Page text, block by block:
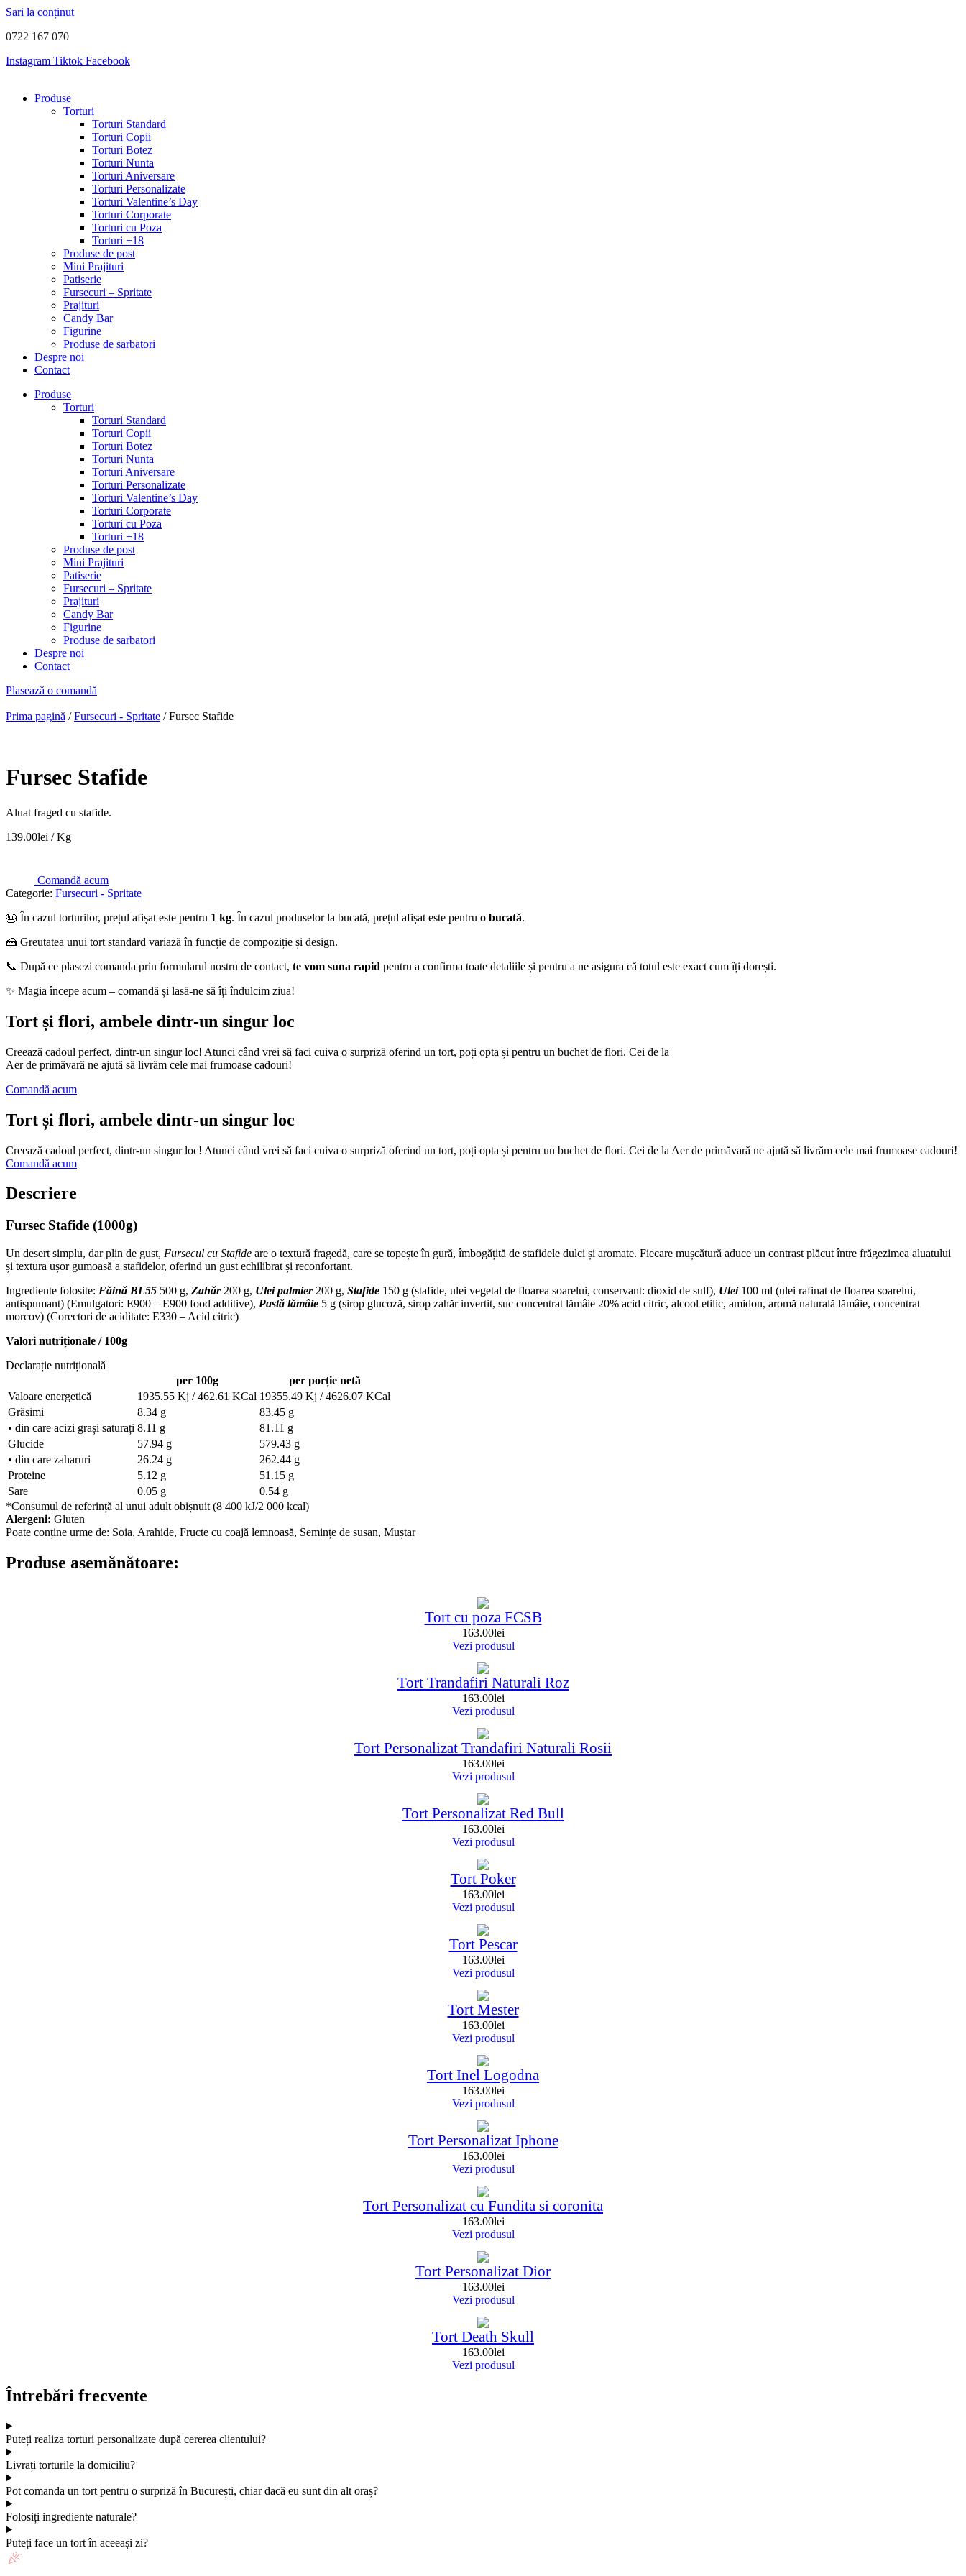
Sari la conținut
0722 167 070
Instagram Tiktok Facebook
Produse
Torturi
Torturi Standard
Torturi Copii
Torturi Botez
Torturi Nunta
Torturi Aniversare
Torturi Personalizate
Torturi Valentine’s Day
Torturi Corporate
Torturi cu Poza
Torturi +18
Produse de post
Mini Prajituri
Patiserie
Fursecuri – Spritate
Prajituri
Candy Bar
Figurine
Produse de sarbatori
Despre noi
Contact
Produse
Torturi
Torturi Standard
Torturi Copii
Torturi Botez
Torturi Nunta
Torturi Aniversare
Torturi Personalizate
Torturi Valentine’s Day
Torturi Corporate
Torturi cu Poza
Torturi +18
Produse de post
Mini Prajituri
Patiserie
Fursecuri – Spritate
Prajituri
Candy Bar
Figurine
Produse de sarbatori
Despre noi
Contact
Plasează o comandă
Prima pagină /Fursecuri - Spritate / Fursec Stafide
Fursec Stafide
Aluat fraged cu stafide.
139.00lei / Kg
Comandă acum
Categorie: Fursecuri - Spritate
🎂 În cazul torturilor, prețul afișat este pentru 1 kg. În cazul produselor la bucată, prețul afișat este pentru o bucată.
🍰 Greutatea unui tort standard variază în funcție de compoziție și design.
📞 După ce plasezi comanda prin formularul nostru de contact, te vom suna rapid pentru a confirma toate detaliile și pentru a ne asigura că totul este exact cum îți dorești.
✨ Magia începe acum – comandă și lasă-ne să îți îndulcim ziua!
Tort și flori, ambele dintr-un singur loc
Creează cadoul perfect, dintr-un singur loc! Atunci când vrei să faci cuiva o surpriză oferind un tort, poți opta și pentru un buchet de flori. Cei de la
Aer de primăvară ne ajută să livrăm cele mai frumoase cadouri!
Comandă acum
Tort și flori, ambele dintr-un singur loc
Creează cadoul perfect, dintr-un singur loc! Atunci când vrei să faci cuiva o surpriză oferind un tort, poți opta și pentru un buchet de flori. Cei de la Aer de primăvară ne ajută să livrăm cele mai frumoase cadouri!
Comandă acum
Descriere
Fursec Stafide (1000g)
Un desert simplu, dar plin de gust, Fursecul cu Stafide are o textură fragedă, care se topește în gură, îmbogățită de stafidele dulci și aromate. Fiecare mușcătură aduce un contrast plăcut între frăgezimea aluatului
și textura ușor gumoasă a stafidelor, oferind un gust echilibrat și reconfortant.
Ingrediente folosite: Făină BL55 500 g, Zahăr200 g, Ulei palmier200 g, Stafide 150 g (stafide, ulei vegetal de floarea soarelui, conservant: dioxid de sulf), Ulei100 ml (ulei rafinat de floarea soarelui,
antispumant) (Emulgatori: E900 – E900 food additive), Pastă lămâie 5 g (sirop glucoză, sirop zahăr invertit, suc concentrat lămâie 20% acid citric, alcool etilic, amidon, aromă naturală lămâie, concentrat
morcov) (Corectori de aciditate: E330 – Acid citric)
Valori nutriționale / 100g
Declarație nutrițională
per 100g
per porție netă
Valoare energetică
1935.55 Kj / 462.61 KCal 19355.49 Kj / 4626.07 KCal
Grăsimi
8.34 g
83.45 g
• din care acizi grași saturați 8.11 g
81.11 g
Glucide
57.94 g
579.43 g
• din care zaharuri
26.24 g
262.44 g
Proteine
5.12 g
51.15 g
Sare
0.05 g
0.54 g
*Consumul de referință al unui adult obișnuit (8 400 kJ/2 000 kcal)
Alergeni: Gluten
Poate conține urme de: Soia, Arahide, Fructe cu coajă lemnoasă, Semințe de susan, Muștar
Produse asemănătoare:
Tort cu poza FCSB
163.00lei
Vezi produsul
Tort Trandafiri Naturali Roz
163.00lei
Vezi produsul
Tort Personalizat Trandafiri Naturali Rosii
163.00lei
Vezi produsul
Tort Personalizat Red Bull
163.00lei
Vezi produsul
Tort Poker
163.00lei
Vezi produsul
Tort Pescar
163.00lei
Vezi produsul
Tort Mester
163.00lei
Vezi produsul
Tort Inel Logodna
163.00lei
Vezi produsul
Tort Personalizat Iphone
163.00lei
Vezi produsul
Tort Personalizat cu Fundita si coronita
163.00lei
Vezi produsul
Tort Personalizat Dior
163.00lei
Vezi produsul
Tort Death Skull
163.00lei
Vezi produsul
Întrebări frecvente
Puteți realiza torturi personalizate după cererea clientului?
Livrați torturile la domiciliu?
Pot comanda un tort pentru o surpriză în București, chiar dacă eu sunt din alt oraș?
Folosiți ingrediente naturale?
Puteți face un tort în aceeași zi?